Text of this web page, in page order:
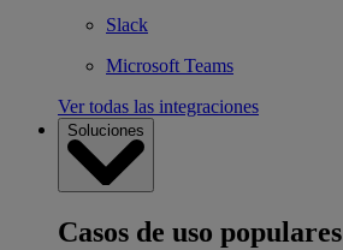
Slack
Microsoft Teams
Ver todas las integraciones
Soluciones
Casos de uso populares